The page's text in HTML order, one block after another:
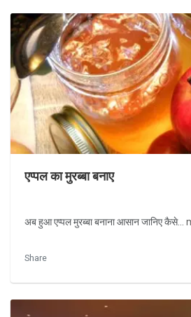
एप्पल का मुरब्बा बनाए
अब हुआ एप्पल मुरब्बा बनाना आसान जानिए कैसे...
Share